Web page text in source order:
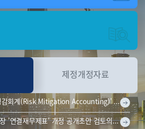
제정개정자료
IASB 공개초안 '위험경감회계(Risk Mitigation Accounting)' 검토의견 조회 기한 연장(마감일: 2026-10-02)
일반기업회계기준 제4장 '연결재무제표' 개정 공개초안 검토의견 조회(마감일: 2026-09-11)